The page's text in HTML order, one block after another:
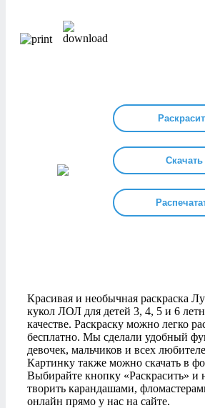
Скачать
Красивая и необычная раскраска
кукол ЛОЛ для детей 3, 4, 5 и 6
качестве. Раскраску можно легко
бесплатно. Мы сделали удобный
девочек, мальчиков и всех
Картинку также можно скачать в
Выбирайте кнопку «Раскрасить» и
творить карандашами,
онлайн прямо у нас на сайте.